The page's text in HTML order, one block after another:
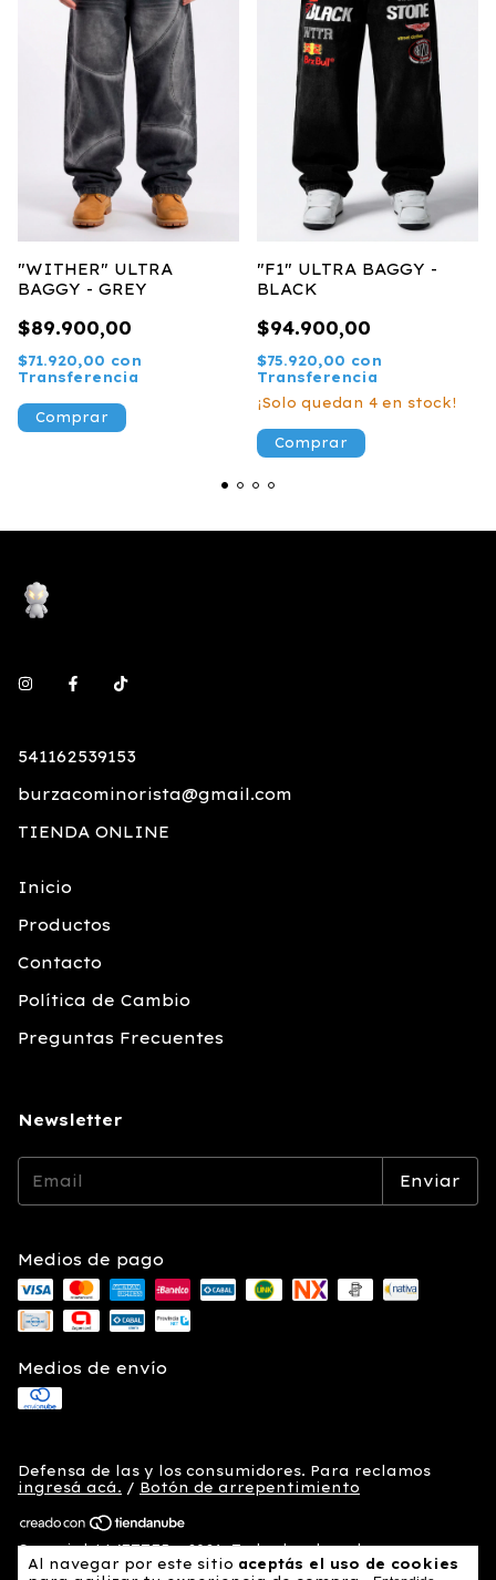
Al navegar por este sitio aceptás el uso de cookies
"WITHER" ULTRA
BAGGY - GREY
$89.900,00
$71.920,00 con
Transferencia
Comprar
"F1" ULTRA BAGGY -
BLACK
$94.900,00
$75.920,00 con
Transferencia
¡Solo quedan 4 en stock!
Comprar
541162539153
burzacominorista@gmail.com
TIENDA ONLINE
Inicio
Productos
Contacto
Política de Cambio
Preguntas Frecuentes
Newsletter
Medios de pago
Medios de envío
Defensa de las y los consumidores. Para reclamos
ingresá acá. / Botón de arrepentimiento
Copyright WETTER - 2026. Todos los derechos
reservados.